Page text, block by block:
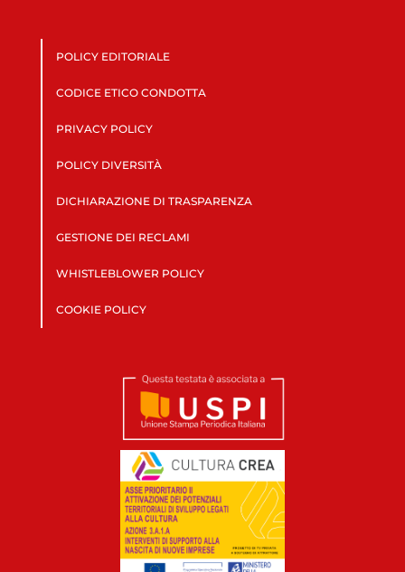
POLICY EDITORIALE
CODICE ETICO CONDOTTA
PRIVACY POLICY
POLICY DIVERSITÀ
DICHIARAZIONE DI TRASPARENZA
GESTIONE DEI RECLAMI
WHISTLEBLOWER POLICY
COOKIE POLICY